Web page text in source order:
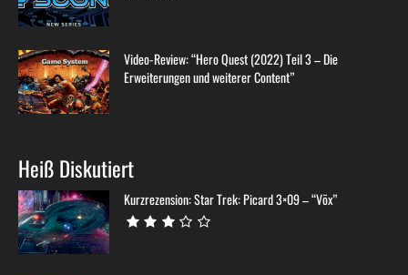
Video-Review: “Hero Quest (2022) Teil 3 – Die
Erweiterungen und weiterer Content”
Heiß Diskutiert
Kurzrezension: Star Trek: Picard 3×09 – “Võx”